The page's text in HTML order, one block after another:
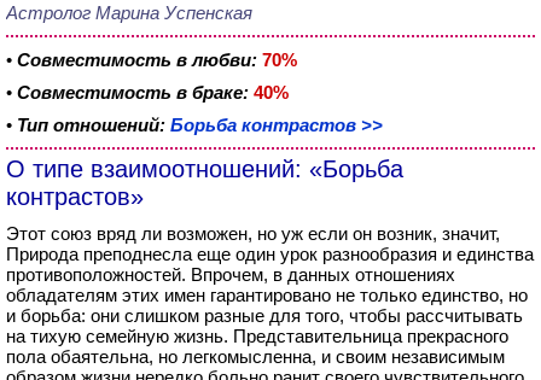
Астролог Марина Успенская
• Совместимость в любви: 70%
• Совместимость в браке: 40%
• Тип отношений: Борьба контрастов >>
О типе взаимоотношений: «Борьба
контрастов»
Этот союз вряд ли возможен, но уж если он возник, значит,
Природа преподнесла еще один урок разнообразия и единства
противоположностей. Впрочем, в данных отношениях
обладателям этих имен гарантировано не только единство, но
и борьба: они слишком разные для того, чтобы рассчитывать
на тихую семейную жизнь. Представительница прекрасного
пола обаятельна, но легкомысленна, и своим независимым